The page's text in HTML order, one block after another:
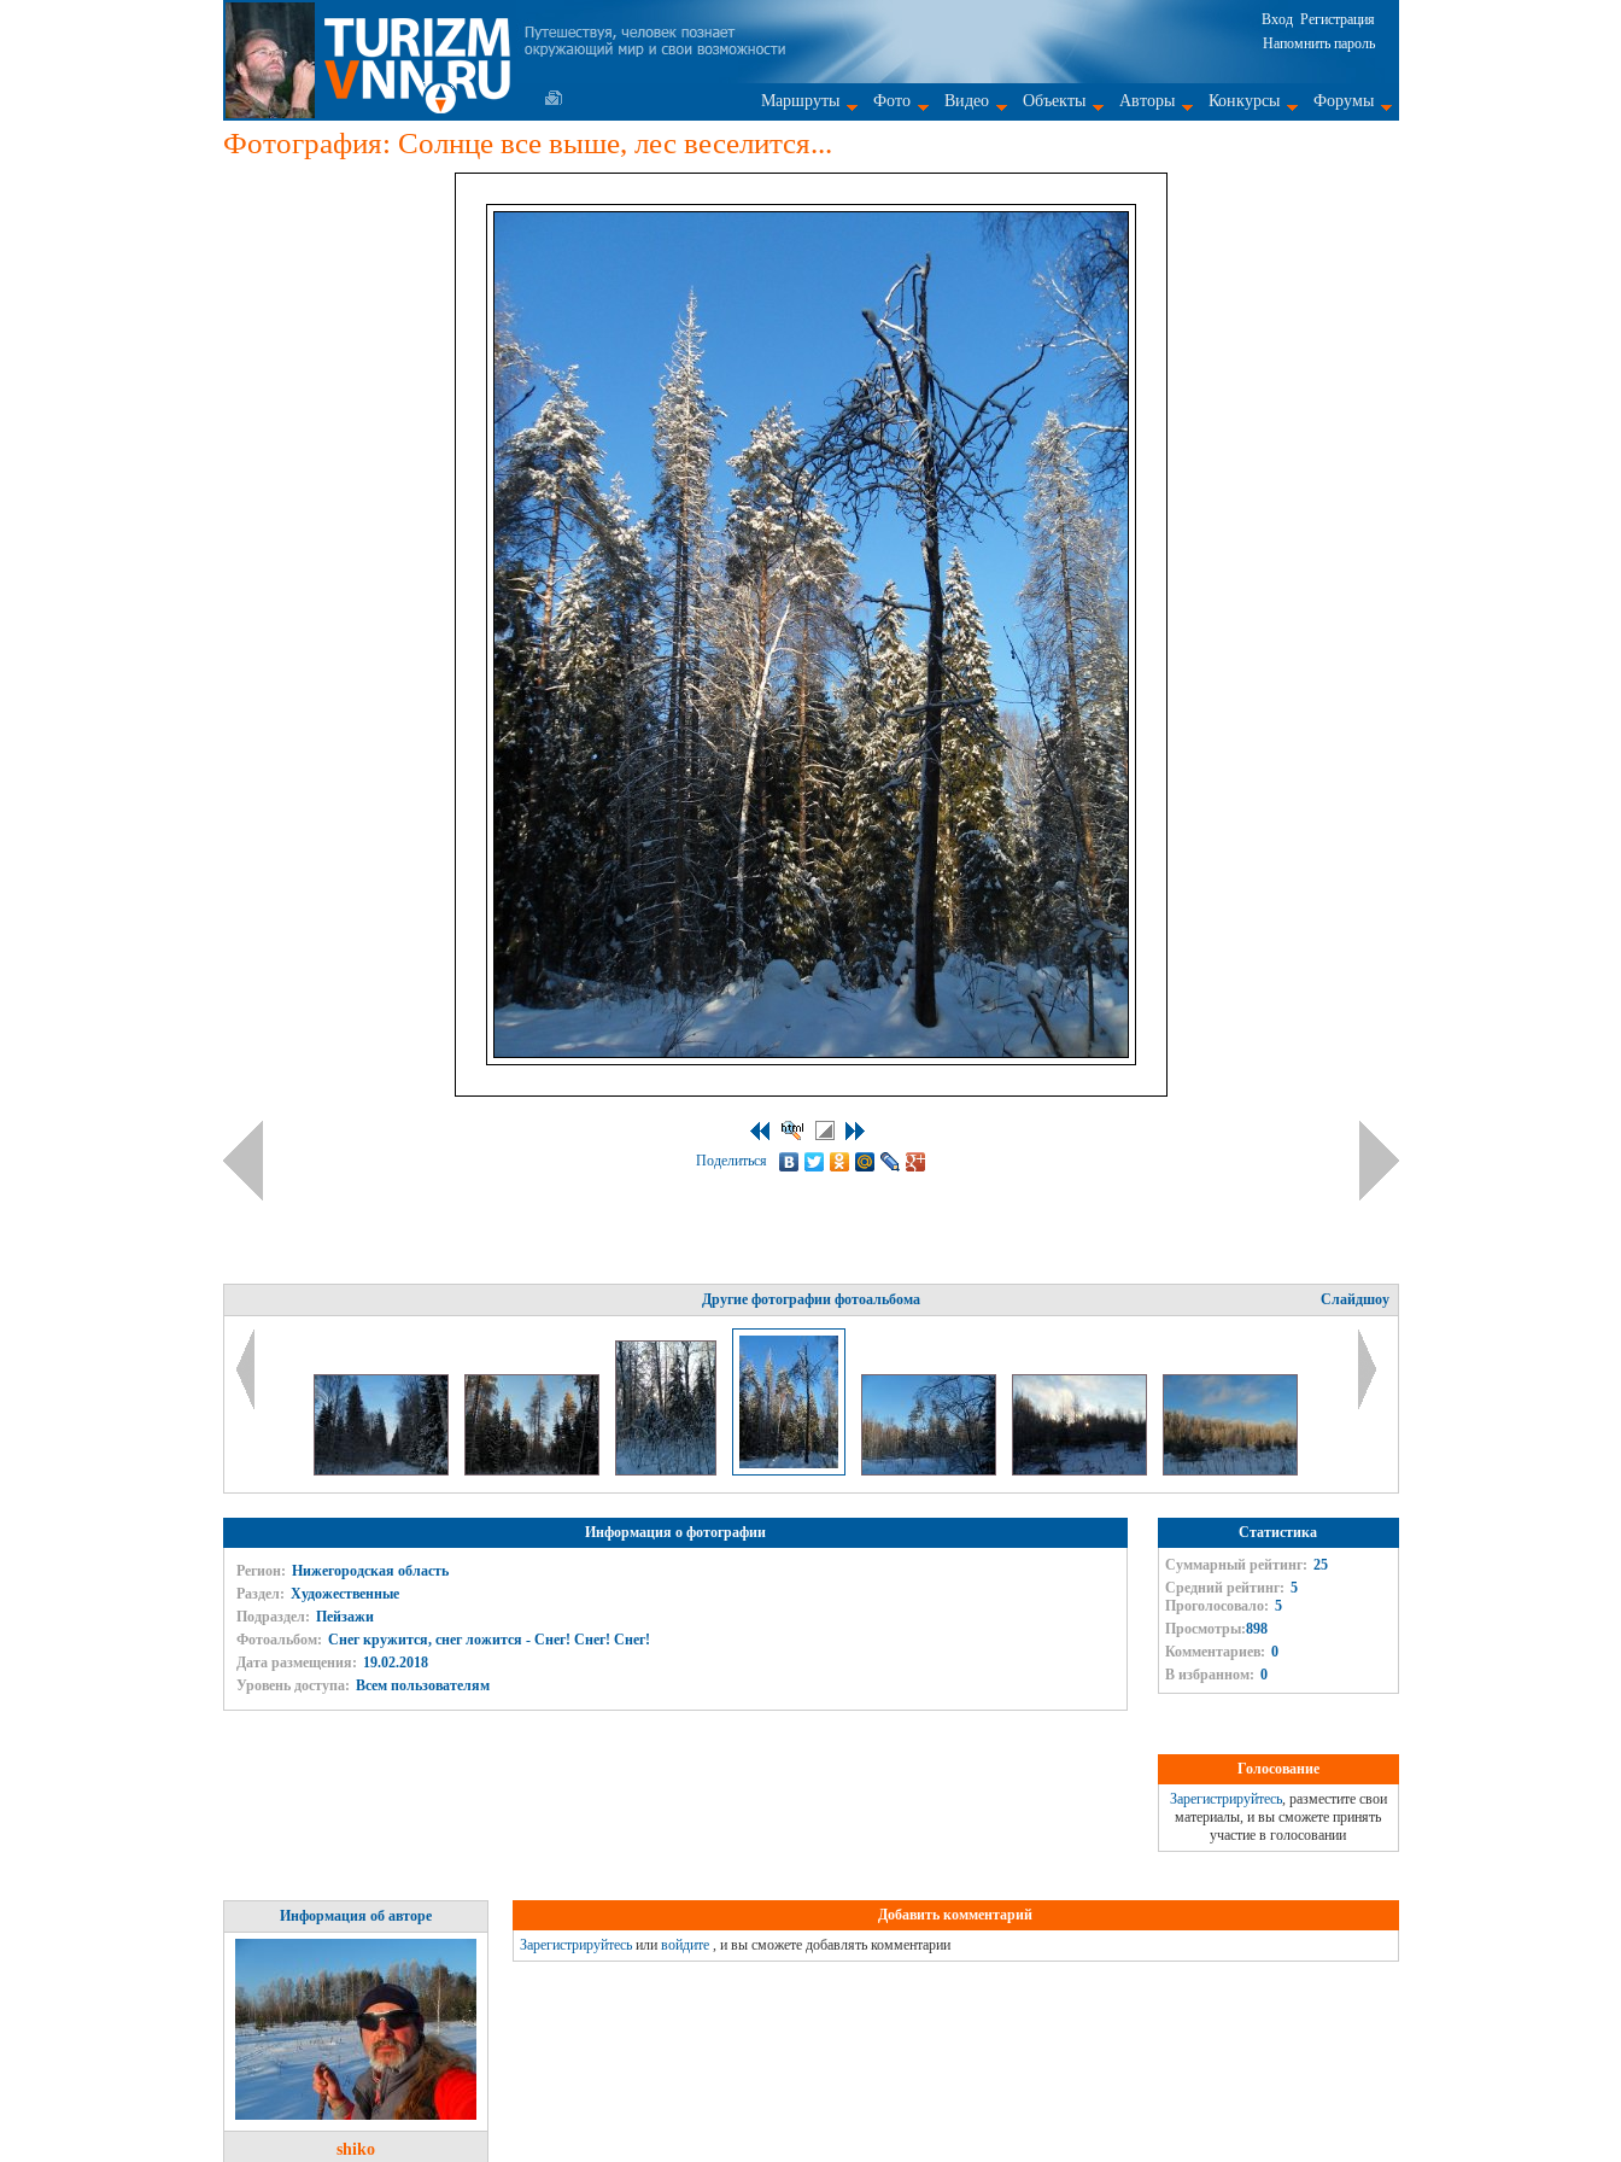
Вход Регистрация
Напомнить пароль
Маршруты Фото Видео Объекты Авторы Конкурсы Форумы
Фотография: Солнце все выше, лес веселится...
Поделиться
Другие фотографии фотоальбома Слайдшоу
Информация о фотографии
Регион: Нижегородская область
Раздел: Художественные
Подраздел: Пейзажи
Фотоальбом: Снег кружится, снег ложится - Снег! Снег! Снег!
Дата размещения: 19.02.2018
Уровень доступа: Всем пользователям
Статистика
Суммарный рейтинг: 25
Средний рейтинг: 5
Проголосовало: 5
Просмотры:898
Комментариев: 0
В избранном: 0
Голосование
Зарегистрируйтесь, разместите свои
материалы, и вы сможете принять
участие в голосовании
Информация об авторе
shiko
Добавить комментарий
Зарегистрируйтесьили войдите, и вы сможете добавлять комментарии